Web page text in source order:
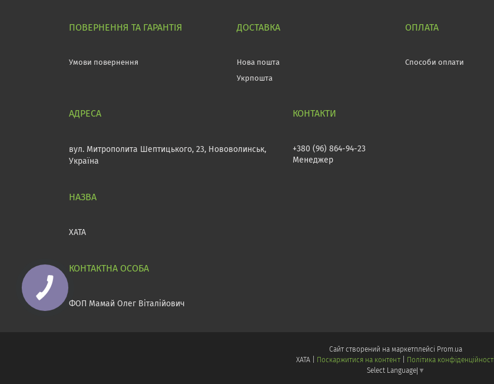
ПОВЕРНЕННЯ ТА ГАРАНТІЯ
Умови повернення
ДОСТАВКА
Нова пошта
Укрпошта
ОПЛАТА
Способи оплати
вул. Митрополита Шептицького, 23, Нововолинськ,
Україна
ХАТА
ФОП Мамай Олег Віталійович
+380 (96) 864-94-23
Менеджер
Сайт створений на маркетплейсі
Prom.ua
Поскаржитися на контент
Політика конфіденційності
Select Language ▼